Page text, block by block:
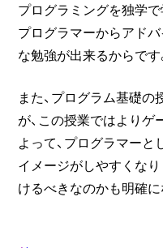
プログラミングを独学
プログラマーからアド
な勉強が出来るからです
また、プログラム基礎
が、この授業ではよりゲ
よって、プログラマー
イメージがしやすくな
けるべきなのかも明確に